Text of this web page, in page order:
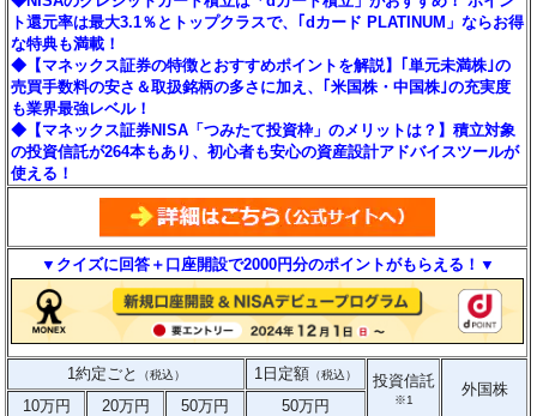
ト還元率は最大3.1％とトップクラスで、｢dカード PLATINUM」ならお得
な特典も満載！
◆【マネックス証券の特徴とおすすめポイントを解説】｢単元未満株｣の
売買手数料の安さ＆取扱銘柄の多さに加え、｢米国株・中国株｣の充実度
も業界最強レベル！
◆【マネックス証券NISA「つみたて投資枠」のメリットは？】積立対象
の投資信託が264本もあり、初心者も安心の資産設計アドバイスツールが
使える！
▼クイズに回答＋口座開設で2000円分のポイントがもらえる！▼
1約定ごと （税込） 1日定額 （税込） 投資信託
※1
外国株
10万円
20万円 50万円 50万円